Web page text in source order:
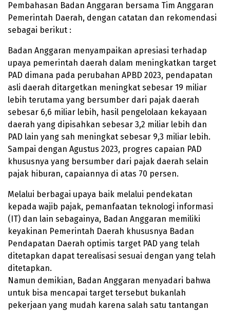
Pembahasan Badan Anggaran bersama Tim Anggaran
Pemerintah Daerah, dengan catatan dan rekomendasi
sebagai berikut :
Badan Anggaran menyampaikan apresiasi terhadap
upaya pemerintah daerah dalam meningkatkan target
PAD dimana pada perubahan APBD 2023, pendapatan
asli daerah ditargetkan meningkat sebesar 19 miliar
lebih terutama yang bersumber dari pajak daerah
sebesar 6,6 miliar lebih, hasil pengelolaan kekayaan
daerah yang dipisahkan sebesar 3,2 miliar lebih dan
PAD lain yang sah meningkat sebesar 9,3 miliar lebih.
Sampai dengan Agustus 2023, progres capaian PAD
khususnya yang bersumber dari pajak daerah selain
pajak hiburan, capaiannya di atas 70 persen.
Melalui berbagai upaya baik melalui pendekatan
kepada wajib pajak, pemanfaatan teknologi informasi
(IT) dan lain sebagainya, Badan Anggaran memiliki
keyakinan Pemerintah Daerah khususnya Badan
Pendapatan Daerah optimis target PAD yang telah
ditetapkan dapat terealisasi sesuai dengan yang telah
ditetapkan.
Namun demikian, Badan Anggaran menyadari bahwa
untuk bisa mencapai target tersebut bukanlah
pekerjaan yang mudah karena salah satu tantangan